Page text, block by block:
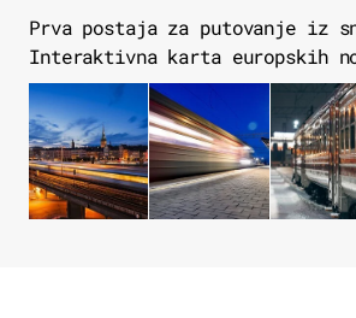
Prva postaja za putovanje iz
Interaktivna karta europskih